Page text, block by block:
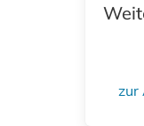
zur